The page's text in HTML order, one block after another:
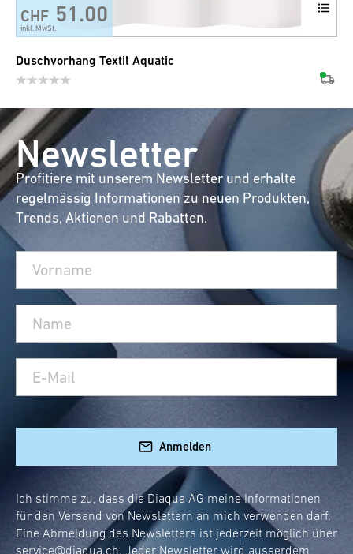
CHF 51.00
inkl. MwSt.
Duschvorhang Textil Aquatic
Newsletter
Profitiere mit unserem Newsletter und erhalte
regelmässig Informationen zu neuen Produkten,
Trends, Aktionen und Rabatten.
Anmelden
Ich stimme zu, dass die Diaqua AG meine Informationen
für den Versand von Newslettern an mich verwenden darf.
Eine Abmeldung des Newsletters ist jederzeit möglich über
service@diaqua.ch. Jeder Newsletter wird ausserdem